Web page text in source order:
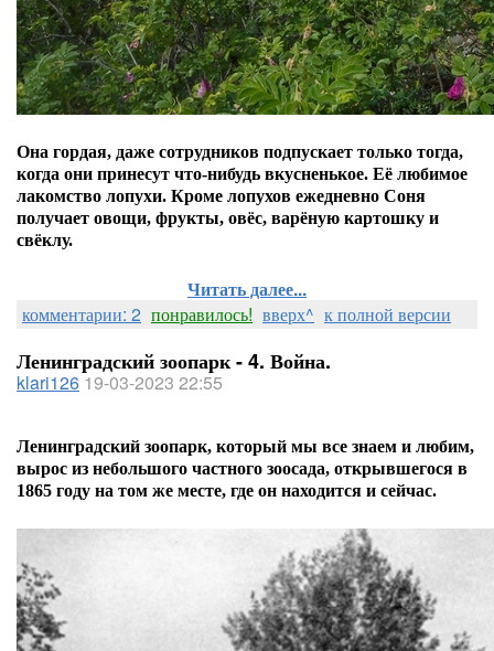
Она гордая, даже сотрудников подпускает только тогда,
когда они принесут что-нибудь вкусненькое. Её любимое
лакомство лопухи. Кроме лопухов ежедневно Соня
получает овощи, фрукты, овёс, варёную картошку и
свёклу.
Читать далее...
комментарии: 2 понравилось! вверх^ к полной версии
Ленинградский зоопарк - 4. Война.
klari126 19-03-2023 22:55
Ленинградский зоопарк, который мы все знаем и любим,
вырос из небольшого частного зоосада, открывшегося в
1865 году на том же месте, где он находится и сейчас.